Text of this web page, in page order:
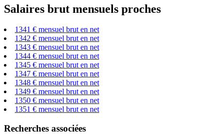
Salaires brut mensuels proches
1341 € mensuel brut en net
1342 € mensuel brut en net
1343 € mensuel brut en net
1344 € mensuel brut en net
1345 € mensuel brut en net
1347 € mensuel brut en net
1348 € mensuel brut en net
1349 € mensuel brut en net
1350 € mensuel brut en net
1351 € mensuel brut en net
Recherches associées